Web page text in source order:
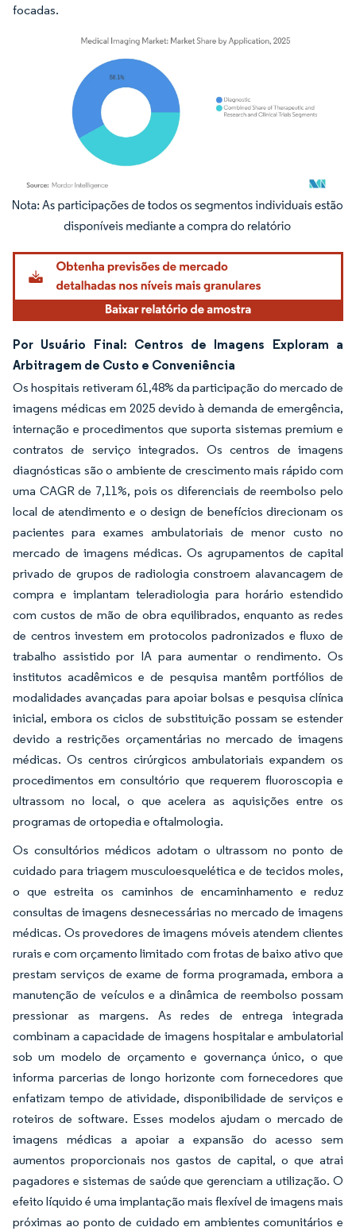
focadas.
Imagem © Mordor Intelligence. O reuso requer atribuição conforme CC BY 4.0.
Por Usuário Final: Centros de Imagens Exploram a
Arbitragem de Custo e Conveniência
Os hospitais retiveram 61,48% da participação do mercado de
imagens médicas em 2025 devido à demanda de emergência,
internação e procedimentos que suporta sistemas premium e
contratos de serviço integrados. Os centros de imagens
diagnósticas são o ambiente de crescimento mais rápido com
uma CAGR de 7,11%, pois os diferenciais de reembolso pelo
local de atendimento e o design de benefícios direcionam os
pacientes para exames ambulatoriais de menor custo no
mercado de imagens médicas. Os agrupamentos de capital
privado de grupos de radiologia constroem alavancagem de
compra e implantam teleradiologia para horário estendido
com custos de mão de obra equilibrados, enquanto as redes
de centros investem em protocolos padronizados e fluxo de
trabalho assistido por IA para aumentar o rendimento. Os
institutos acadêmicos e de pesquisa mantêm portfólios de
modalidades avançadas para apoiar bolsas e pesquisa clínica
inicial, embora os ciclos de substituição possam se estender
devido a restrições orçamentárias no mercado de imagens
médicas. Os centros cirúrgicos ambulatoriais expandem os
procedimentos em consultório que requerem fluoroscopia e
ultrassom no local, o que acelera as aquisições entre os
programas de ortopedia e oftalmologia.
Os consultórios médicos adotam o ultrassom no ponto de
cuidado para triagem musculoesquelética e de tecidos moles,
o que estreita os caminhos de encaminhamento e reduz
consultas de imagens desnecessárias no mercado de imagens
médicas. Os provedores de imagens móveis atendem clientes
rurais e com orçamento limitado com frotas de baixo ativo que
prestam serviços de exame de forma programada, embora a
manutenção de veículos e a dinâmica de reembolso possam
pressionar as margens. As redes de entrega integrada
combinam a capacidade de imagens hospitalar e ambulatorial
sob um modelo de orçamento e governança único, o que
informa parcerias de longo horizonte com fornecedores que
enfatizam tempo de atividade, disponibilidade de serviços e
roteiros de software. Esses modelos ajudam o mercado de
imagens médicas a apoiar a expansão do acesso sem
aumentos proporcionais nos gastos de capital, o que atrai
pagadores e sistemas de saúde que gerenciam a utilização. O
efeito líquido é uma implantação mais flexível de imagens mais
próximas ao ponto de cuidado em ambientes comunitários e